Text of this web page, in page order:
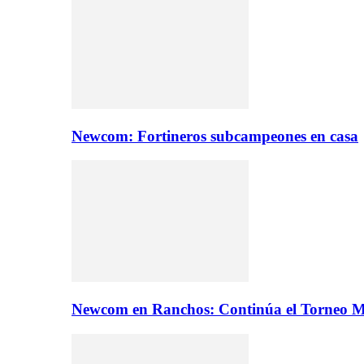
Newcom: Fortineros subcampeones en casa
Newcom en Ranchos: Continúa el Torneo